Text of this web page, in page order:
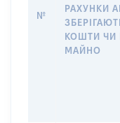
№
РАХУНКИ
КОШТИ ЧИ
МАЙНО